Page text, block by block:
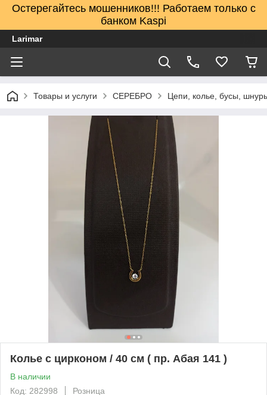
Остерегайтесь мошенников!!! Работаем только с
банком Kaspi
Larimar
Товары и услуги СЕРЕБРО Цепи, колье, бусы,
Колье с цирконом / 40 см ( пр. Абая 141 )
В наличии
Код: 282998
Розница